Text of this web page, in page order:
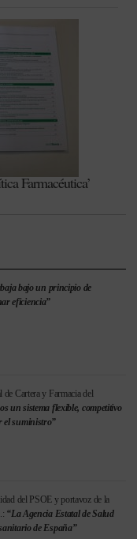
Farmacéutica’
bajo un principio de
eficiencia”
Cartera y Farmacia del
un sistema flexible, competitivo
el suministro”
del PSOE y portavoz de la
“La Agencia Estatal de Salud
de España”